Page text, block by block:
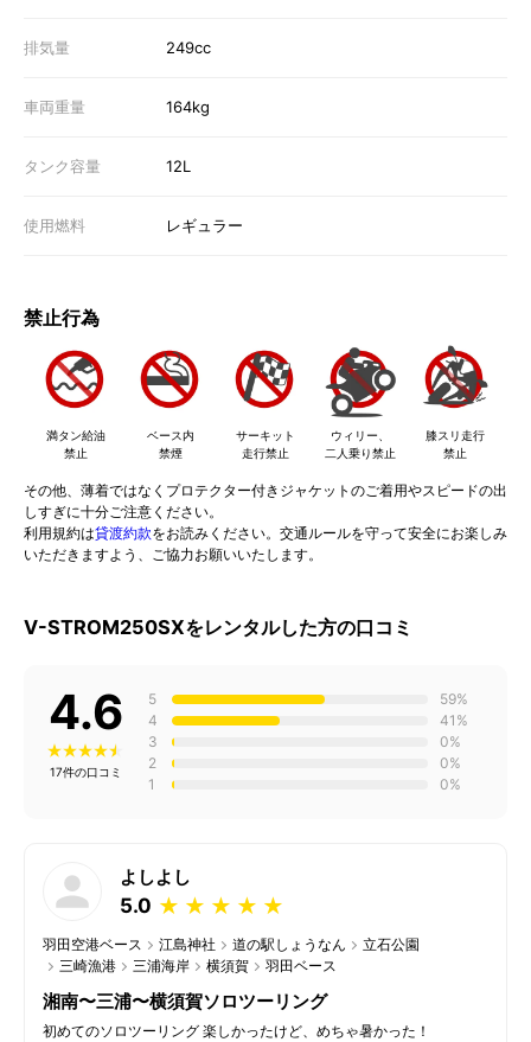
排気量 249cc
車両重量 164kg
タンク容量 12L
使用燃料 レギュラー
禁止行為
満タン給油
禁止
ベース内
禁煙
サーキット
走行禁止
ウィリー、
二人乗り禁止
膝スリ走行
禁止
その他、薄着ではなくプロテクター付きジャケットのご着用やスピードの出
しすぎに十分ご注意ください。
利用規約は貸渡約款をお読みください。交通ルールを守って安全にお楽しみ
いただきますよう、ご協力お願いいたします。
V-STROM250SXをレンタルした方の口コミ
4.6
17件の口コミ
5
59%
4
41%
3
0%
2
0%
1
0%
よしよし
5.0 ★
★
★
★
★
羽田空港ベース 江島神社 道の駅しょうなん
立石公園
三崎漁港
三浦海岸 横須賀 羽田ベース
湘南〜三浦〜横須賀ソロツーリング
初めてのソロツーリング 楽しかったけど、めちゃ暑かった！